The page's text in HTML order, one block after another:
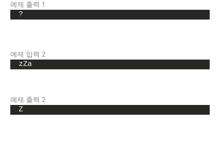
예제 출력 1
?
예제 입력 2
zZa
예제 출력 2
Z